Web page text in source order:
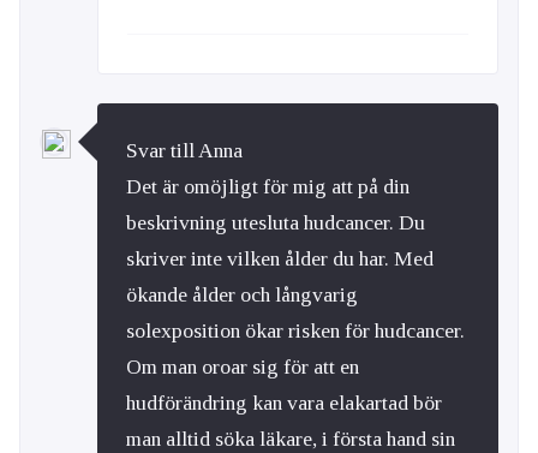
Svar till Anna
Det är omöjligt för mig att på din
beskrivning utesluta hudcancer. Du
skriver inte vilken ålder du har. Med
ökande ålder och långvarig
solexposition ökar risken för hudcancer.
Om man oroar sig för att en
hudförändring kan vara elakartad bör
man alltid söka läkare, i första hand sin